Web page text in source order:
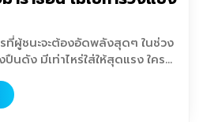
น้า (บัตรทอง) สิทธิประกันสังคม
ทที่ทำงาน ซึ่งบางครั้งบริษัทขนาด
งานสามารถเบิกค่ารักษาพยาบาล
ำสวัสดิการที่มีเหล่านั้นมาประเมิน
ละครอบคลุมความเสี่ยงในชีวิต
ะเมินจากสวัสดิการยังไม่เพียงพอ
อบโจทย์เราได้3. เลือกความ
ที่ผู้ชนะจะต้องอัดพลังสุดๆ ในช่วง
ปืนดัง มีเท่าไหร่ใส่ให้สุดแรง ใคร
งรู้จักผ่อนสั้น ผ่อนยาว ใช้เวลาอยู่
จุก เราวิ่งไปเรื่อยๆด้วยความเร็ว